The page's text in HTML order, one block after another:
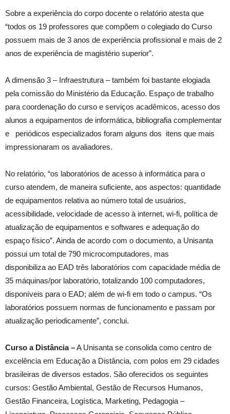
Sobre a experiência do corpo docente o relatório atesta que
“todos os 19 professores que compõem o colegiado do Curso
possuem mais de 3 anos de experiência profissional e mais de 2
anos de experiência de magistério superior”.
A dimensão 3 – Infraestrutura – também foi bastante elogiada
pela comissão do Ministério da Educação. Espaço de trabalho
para coordenação do curso e serviços acadêmicos, acesso dos
alunos a equipamentos de informática, bibliografia complementar
e periódicos especializados foram alguns dos itens que mais
impressionaram os avaliadores.
No relatório, “os laboratórios de acesso à informática para o
curso atendem, de maneira suficiente, aos aspectos: quantidade
de equipamentos relativa ao número total de usuários,
acessibilidade, velocidade de acesso à internet, wi-fi, política de
atualização de equipamentos e softwares e adequação do
espaço físico”. Ainda de acordo com o documento, a Unisanta
possui um total de 790 microcomputadores, mas
disponibiliza ao EAD três laboratórios com capacidade média de
35 máquinas/por laboratório, totalizando 100 computadores,
disponíveis para o EAD; além de wi-fi em todo o campus. “Os
laboratórios possuem normas de funcionamento e passam por
atualização periodicamente”, conclui.
Curso a Distância –A Unisanta se consolida como centro de
excelência em Educação a Distância, com polos em 29 cidades
brasileiras de diversos estados. São oferecidos os seguintes
cursos: Gestão Ambiental, Gestão de Recursos Humanos,
Gestão Financeira, Logística, Marketing, Pedagogia –